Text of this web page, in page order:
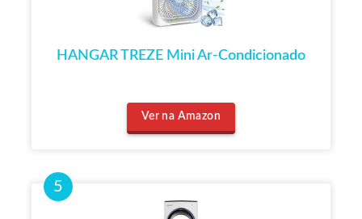
HANGAR TREZE Mini Ar-Condicionado
Ver na Amazon